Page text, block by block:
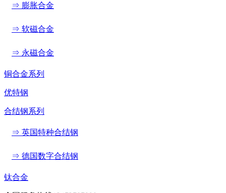
⇒ 膨胀合金
⇒ 软磁合金
⇒ 永磁合金
铜合金系列
优特钢
合结钢系列
⇒ 英国特种合结钢
⇒ 德国数字合结钢
钛合金